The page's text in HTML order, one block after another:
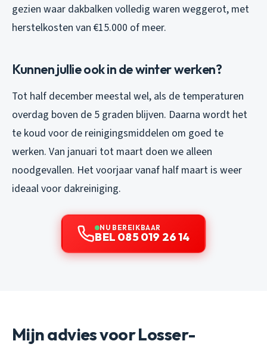
gezien waar dakbalken volledig waren weggerot, met
herstelkosten van €15.000 of meer.
Kunnen jullie ook in de winter werken?
Tot half december meestal wel, als de temperaturen
overdag boven de 5 graden blijven. Daarna wordt het
te koud voor de reinigingsmiddelen om goed te
werken. Van januari tot maart doen we alleen
noodgevallen. Het voorjaar vanaf half maart is weer
ideaal voor dakreiniging.
NU BEREIKBAAR
BEL 085 019 26 14
Mijn advies voor Losser-